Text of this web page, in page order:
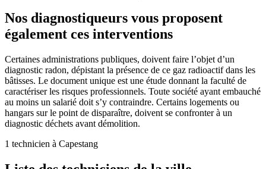
Nos diagnostiqueurs vous proposent
également ces interventions
Certaines administrations publiques, doivent faire l’objet d’un
diagnostic radon, dépistant la présence de ce gaz radioactif dans les
bâtisses. Le document unique est une étude donnant la faculté de
caractériser les risques professionnels. Toute société ayant embauché
au moins un salarié doit s’y contraindre. Certains logements ou
hangars sur le point de disparaître, doivent se confronter à un
diagnostic déchets avant démolition.
1 technicien à Capestang